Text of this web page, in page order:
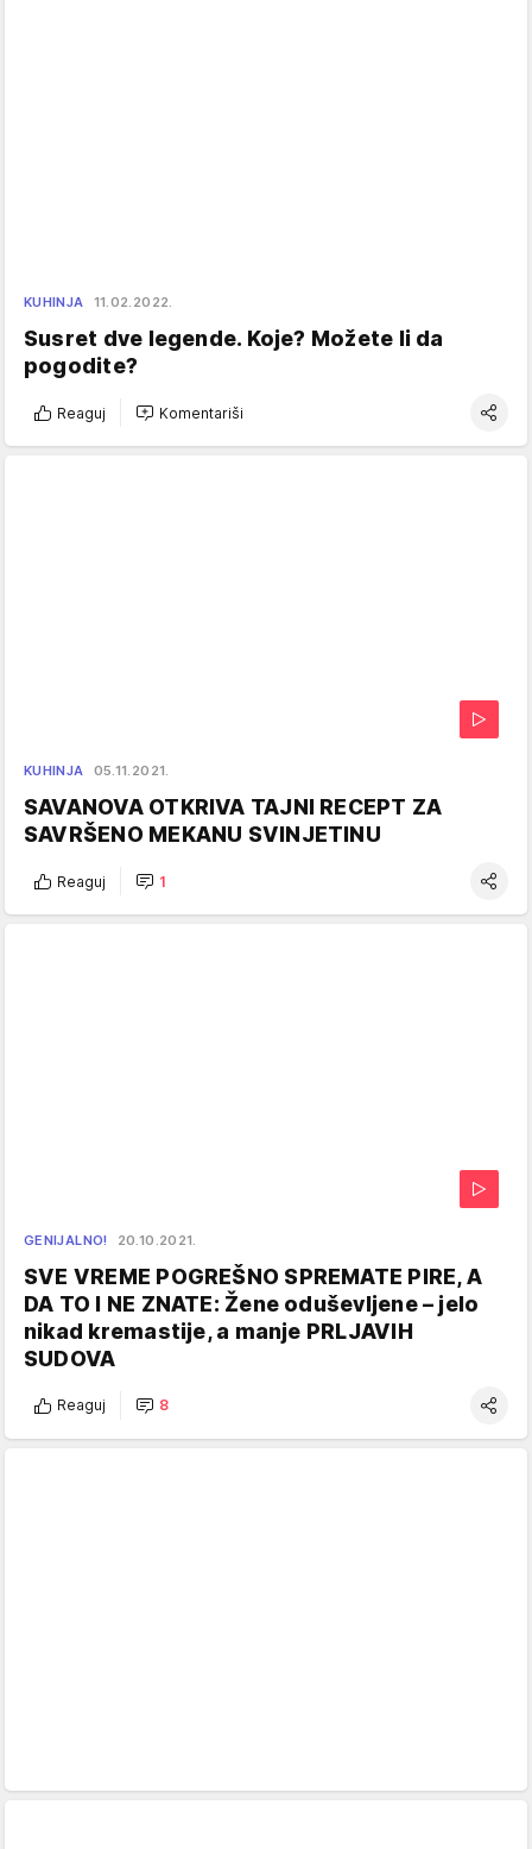
KUHINJA 11.02.2022.
Susret dve legende. Koje? Možete li da
pogodite?
Reaguj Komentariši
KUHINJA 05.11.2021.
SAVANOVA OTKRIVA TAJNI RECEPT ZA
SAVRŠENO MEKANU SVINJETINU
Reaguj 1
GENIJALNO! 20.10.2021.
SVE VREME POGREŠNO SPREMATE PIRE, A
DA TO I NE ZNATE: Žene oduševljene – jelo
nikad kremastije, a manje PRLJAVIH
SUDOVA
Reaguj 8